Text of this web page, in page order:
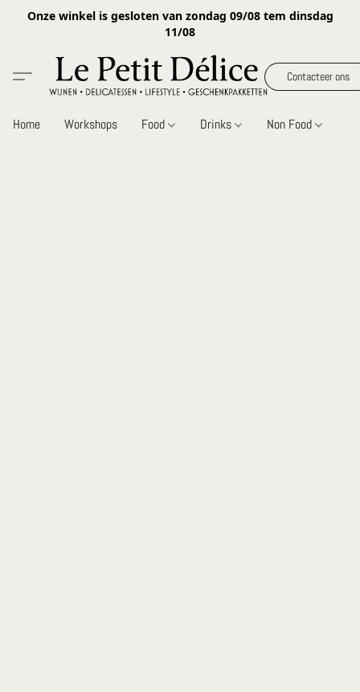
Onze winkel is gesloten van zondag 09/08 tem dinsdag
11/08
Contacteer ons
Home Workshops Food Drinks Non Food